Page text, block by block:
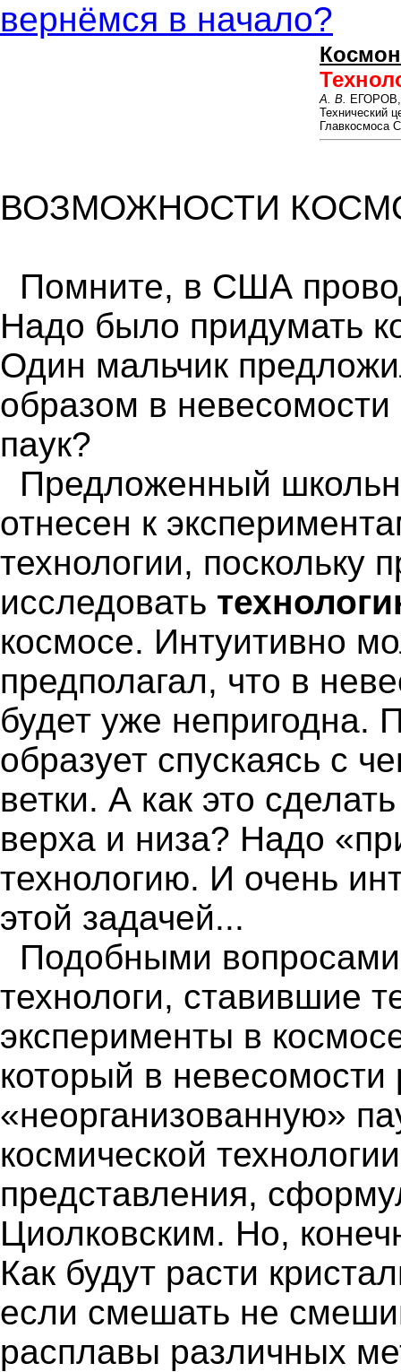
вернёмся в начало?
А. В. ЕГОРОВ,
Технический
Главкосмоса
ВОЗМОЖНОСТИ
Помните, в США
Надо было придумать
Один мальчик
образом в
паук?
Предложенный
отнесен к
технологии,
исследовать
космосе. Интуитивно
предполагал, что в
будет уже непригодна.
образует спускаясь с
ветки. А как это
верха и низа? Надо
технологию. И очень
этой задачей...
Подобными
технологи, ставившие
эксперименты в
который в невесомости
«неорганизованную»
космической
представления,
Циолковским. Но,
Как будут расти
если смешать не
расплавы различных